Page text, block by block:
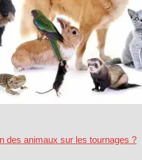
des animaux sur les tournages ?